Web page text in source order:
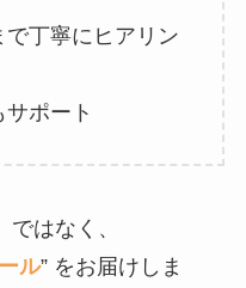
丁寧にヒアリン
ポート
ではなく、
ル” をお届けしま